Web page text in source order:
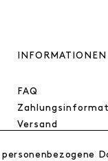
INFORMATIONEN
FAQ
Versand
Widerrufsrecht